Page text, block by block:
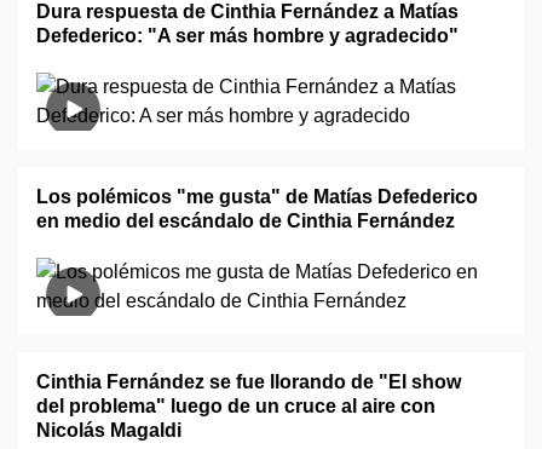
Dura respuesta de Cinthia Fernández a Matías
Defederico: "A ser más hombre y agradecido"
Los polémicos "me gusta" de Matías Defederico
en medio del escándalo de Cinthia Fernández
Cinthia Fernández se fue llorando de "El show
del problema" luego de un cruce al aire con
Nicolás Magaldi